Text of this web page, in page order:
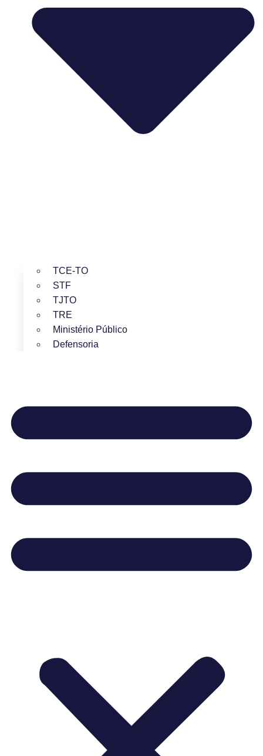
TCE-TO
STF
TJTO
TRE
Ministério Público
Defensoria